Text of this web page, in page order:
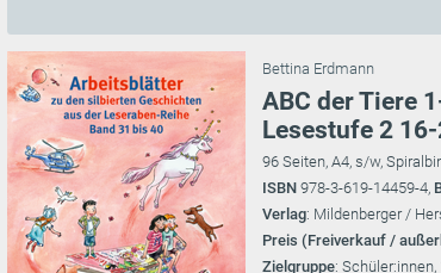
Bettina Erdmann
ABC der Tiere
Lesestufe 2
96 Seiten, A4, s/w,
ISBN 978-3-619-14459-4,
Verlag: Mildenberger /
Preis (Freiverkauf /
Zielgruppe: Schüler:innen,